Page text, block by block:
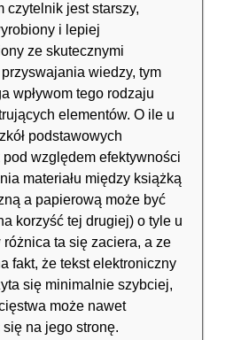
czytelnik jest starszy,
i lepiej
ze skutecznymi
wiedzy, tym
wpływom tego rodzaju
elementów. O ile u
podstawowych
pod względem efektywności
materiału między książką
a papierową może być
korzyść tej drugiej) o tyle u
różnica ta się zaciera, a ze
fakt, że tekst elektroniczny
się minimalnie szybciej,
może nawet
na jego stronę.